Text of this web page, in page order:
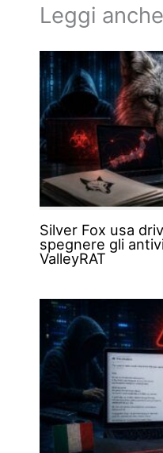
Leggi anche
Silver Fox usa
spegnere gli
ValleyRAT